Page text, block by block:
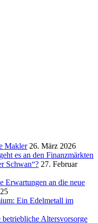
Makler 26. März 2026
es an den Finanzmärkten
Schwan“? 27. Februar
Erwartungen an die neue
Ein Edelmetall im
Altersvorsorge